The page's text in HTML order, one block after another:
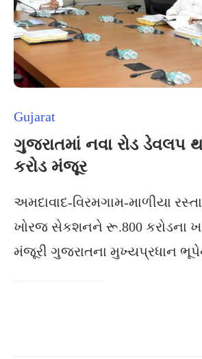
Gujarat
ગુજરાતમાં નવા રોડ ડેવલપ
કરોડ મંજૂર
અમદાવાદ-વિરમગામ-માળીયા
ખોરજ સેકશનને રૂ.800 કરોડના
મંજૂરી ગુજરાતના મુખ્યપ્રધાન